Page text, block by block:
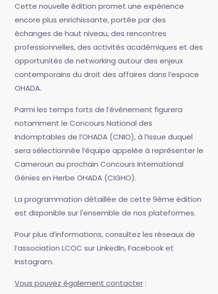
Cette nouvelle édition promet une expérience
encore plus enrichissante, portée par des
échanges de haut niveau, des rencontres
professionnelles, des activités académiques et des
opportunités de networking autour des enjeux
contemporains du droit des affaires dans l’espace
OHADA.
Parmi les temps forts de l’évènement figurera
notamment le Concours National des
Indomptables de l’OHADA (CNIO), à l’issue duquel
sera sélectionnée l’équipe appelée à représenter le
Cameroun au prochain Concours International
Génies en Herbe OHADA (CIGHO).
La programmation détaillée de cette 9ème édition
est disponible sur l'ensemble de nos plateformes.
Pour plus d’informations, consultez les réseaux de
l’association LCOC sur LinkedIn, Facebook et
Instagram.
Vous pouvez également contacter :